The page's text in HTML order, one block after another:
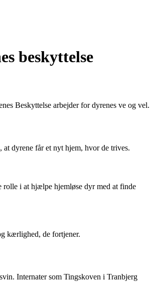
beskyttelse
Beskyttelse arbejder for dyrenes ve og vel.
dyrene får et nyt hjem, hvor de trives.
rolle i at hjælpe hjemløse dyr med at finde
kærlighed, de fortjener.
Internater som Tingskoven i Tranbjerg